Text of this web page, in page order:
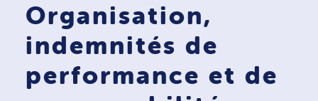
Organisation,
indemnités de
performance et de